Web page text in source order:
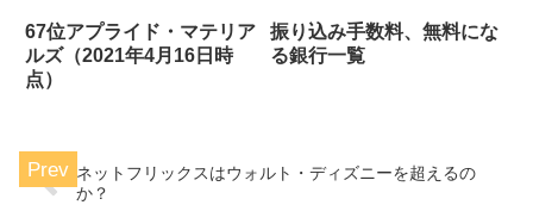
67位アプライド・マテリア
ルズ（2021年4月16日時
点）
振り込み手数料、無料にな
る銀行一覧
ネットフリックスはウォルト・ディズニーを超えるの
か？